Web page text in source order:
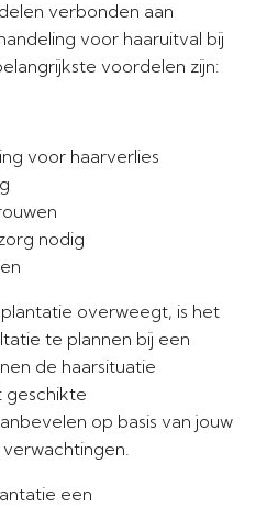
verbonden aan
voor haaruitval bij
voordelen zijn:
voor haarverlies
nodig
overweegt, is het
te plannen bij een
de haarsituatie
geschikte
op basis van jouw
een